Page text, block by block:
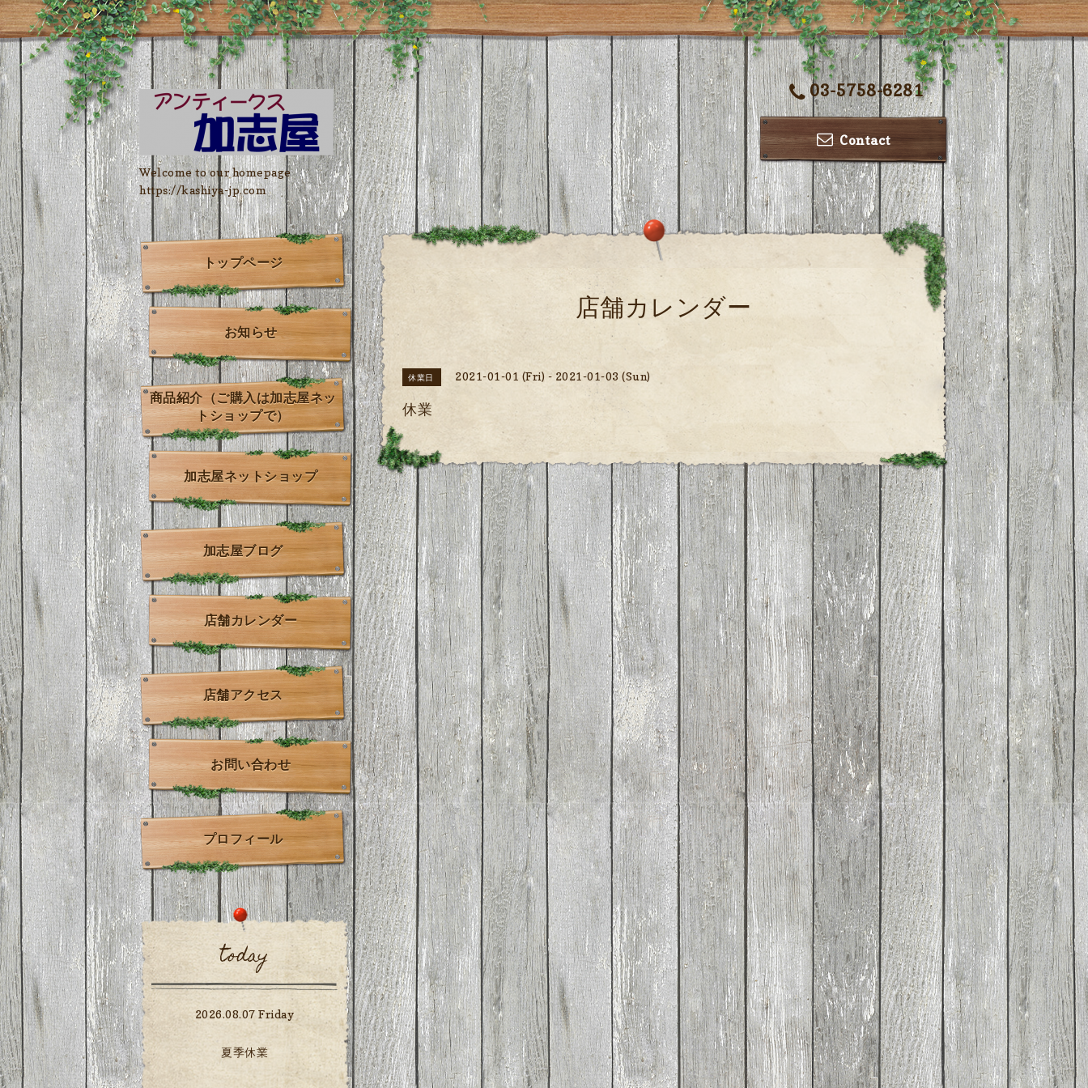
03-5758-6281
Contact
Welcome to our homepage
https://kashiya-jp.com
店舗カレンダー
休業日 2021-01-01 (Fri) - 2021-01-03 (Sun)
休業
トップページ
お知らせ
商品紹介（ご購入は加志屋ネッ
トショップで）
加志屋ネットショップ
加志屋ブログ
店舗カレンダー
店舗アクセス
お問い合わせ
プロフィール
today
2026.08.07 Friday
夏季休業